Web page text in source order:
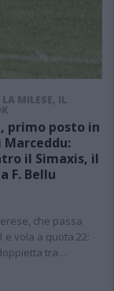
MILESE, IL
primo posto in
il Simaxis, il
F. Bellu
che passa
e vola a quota 22:
tra…